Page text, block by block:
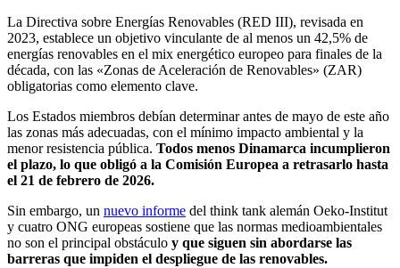
La Directiva sobre Energías Renovables (RED III), revisada en
2023, establece un objetivo vinculante de al menos un 42,5% de
energías renovables en el mix energético europeo para finales de la
década, con las «Zonas de Aceleración de Renovables» (ZAR)
obligatorias como elemento clave.
Los Estados miembros debían determinar antes de mayo de este año
las zonas más adecuadas, con el mínimo impacto ambiental y la
menor resistencia pública. Todos menos Dinamarca incumplieron
el plazo, lo que obligó a la Comisión Europea a retrasarlo hasta
el 21 de febrero de 2026.
Sin embargo, un nuevo informe del think tank alemán Oeko-Institut
y cuatro ONG europeas sostiene que las normas medioambientales
no son el principal obstáculo y que siguen sin abordarse las
barreras que impiden el despliegue de las renovables.